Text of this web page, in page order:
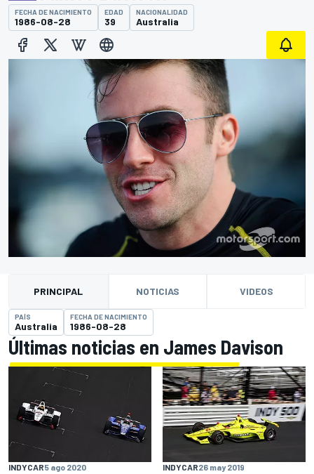
FECHA DE NACIMIENTO
1986-08-28
EDAD
39
NACIONALIDAD
Australia
PRINCIPAL NOTICIAS VIDEOS
PAÍS
Australia
FECHA DE NACIMIENTO
1986-08-28
Últimas noticias en James Davison
INDYCAR5 ago 2020 INDYCAR26 may 2019